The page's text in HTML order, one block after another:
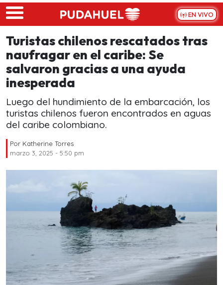
Skip to main content
EN VIVO
Turistas chilenos rescatados tras
naufragar en el caribe: Se
salvaron gracias a una ayuda
inesperada
Luego del hundimiento de la embarcación, los
turistas chilenos fueron encontrados en aguas
del caribe colombiano.
Por Katherine Torres
marzo 3, 2025 - 5:50 pm